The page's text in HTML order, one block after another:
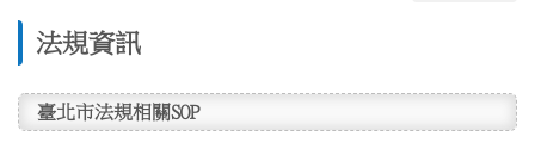
法規資訊
臺北市法規相關SOP